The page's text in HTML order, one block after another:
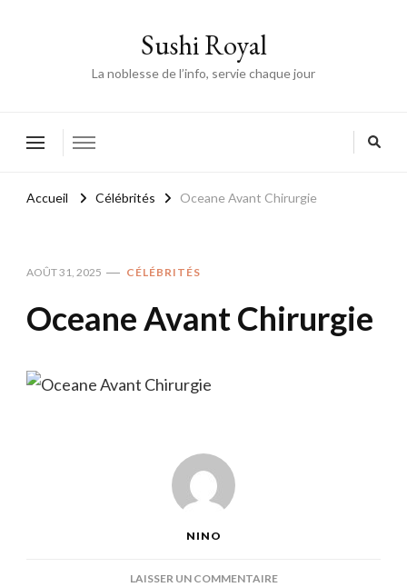
Sushi Royal
La noblesse de l’info, servie chaque jour
Accueil Célébrités Oceane Avant Chirurgie
AOÛT 31, 2025 CÉLÉBRITÉS
Oceane Avant Chirurgie
NINO
LAISSER UN COMMENTAIRESUR